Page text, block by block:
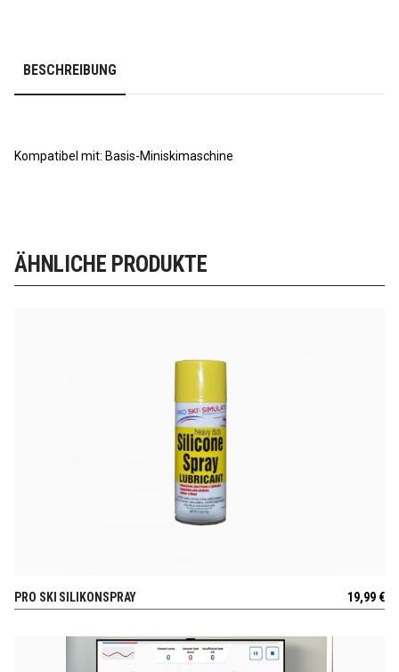
BESCHREIBUNG
Kompatibel mit: Basis-Miniskimaschine
ÄHNLICHE PRODUKTE
PRO SKI SILIKONSPRAY 19,99 €